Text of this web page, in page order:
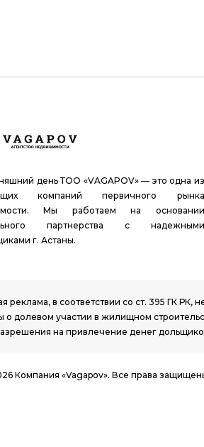
день ТОО «VAGAPOV» — это одна из
компаний первичного рынка
Мы работаем на основании
партнерства с надежными
г. Астаны.
реклама, в соответствии со ст. 395 ГК
о долевом участии в жилищном
на привлечение денег
Компания «Vagapov». Все права